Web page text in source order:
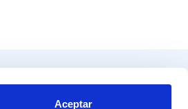
Aceptar
Contacto
Blvd. Toluca No. 49 y 51.